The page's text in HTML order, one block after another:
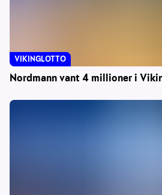
Nordmann vant 4 millioner i
VIKINGLOTTO